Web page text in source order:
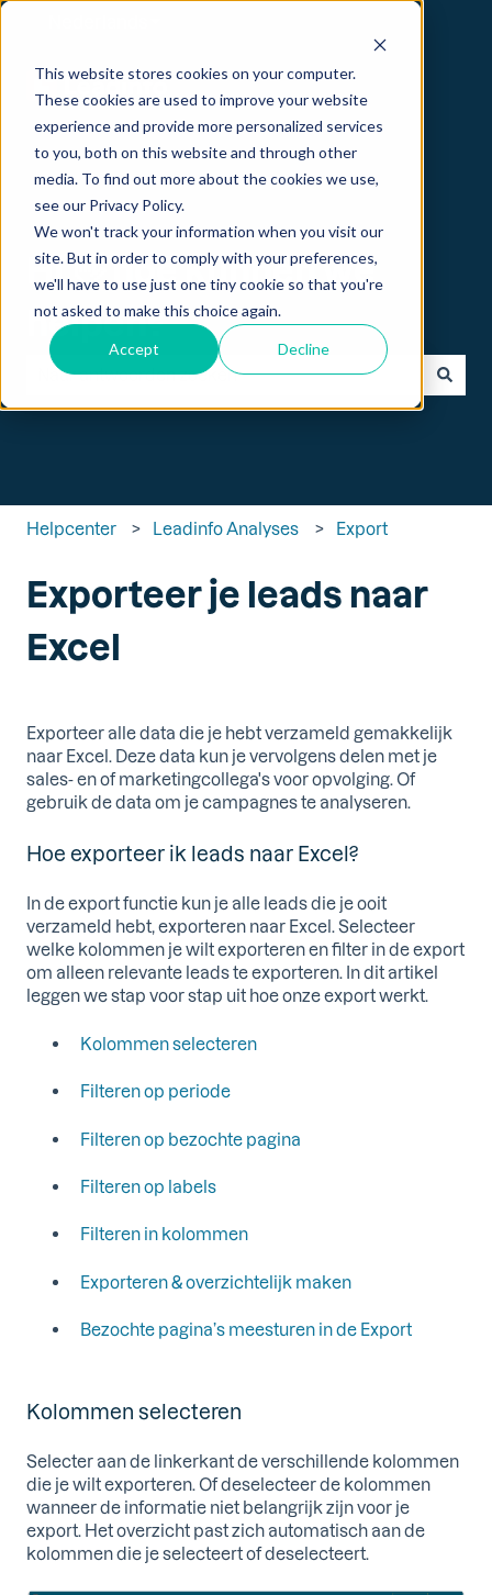
This website stores cookies on your computer.
These cookies are used to improve your website
experience and provide more personalized services
to you, both on this website and through other
media. To find out more about the cookies we use,
see our Privacy Policy.
We won't track your information when you visit our
site. But in order to comply with your preferences,
we'll have to use just one tiny cookie so that you're
not asked to make this choice again.
Accept Decline
Hi 👋 hoe kunnen we
helpen?
Er zijn geen suggesties want het zoekveld is leeg.
Helpcenter Leadinfo Analyses Export
Exporteer je leads naar
Excel
Exporteer alle data die je hebt verzameld gemakkelijk
naar Excel. Deze data kun je vervolgens delen met je
sales- en of marketingcollega's voor opvolging. Of
gebruik de data om je campagnes te analyseren.
Hoe exporteer ik leads naar Excel?
In de export functie kun je alle leads die je ooit
verzameld hebt, exporteren naar Excel. Selecteer
welke kolommen je wilt exporteren en filter in de export
om alleen relevante leads te exporteren. In dit artikel
leggen we stap voor stap uit hoe onze export werkt.
Kolommen selecteren
Filteren op periode
Filteren op bezochte pagina
Filteren op labels
Filteren in kolommen
Exporteren & overzichtelijk maken
Bezochte pagina’s meesturen in de Export
Kolommen selecteren
Selecter aan de linkerkant de verschillende kolommen
die je wilt exporteren. Of deselecteer de kolommen
wanneer de informatie niet belangrijk zijn voor je
export. Het overzicht past zich automatisch aan de
kolommen die je selecteert of deselecteert.